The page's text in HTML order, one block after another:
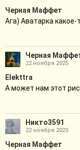
Черная Маффет
Ага) Аватарка
Черная
22 ноября 2025
Elekttra
А может нам этот
Никто3591
22 ноября 2025
Черная Маффет